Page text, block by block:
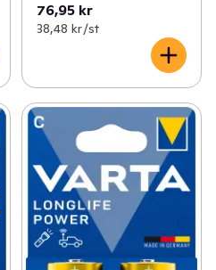
76,95 kr
38,48 kr /st